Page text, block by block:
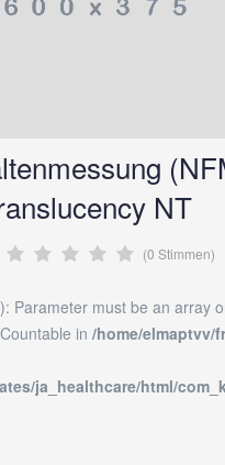
NT
(0 Stimmen)
Parameter must be an array
in /home/elmaptvv/
ja_healthcare/html/